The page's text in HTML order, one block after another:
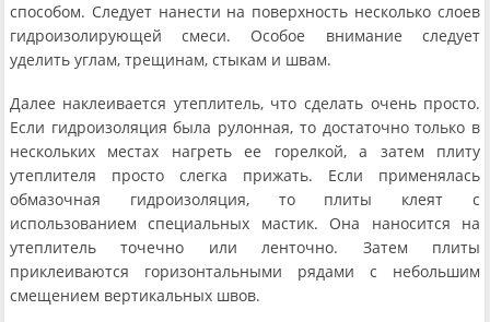
способом. Следует нанести на поверхность несколько слоев
гидроизолирующей смеси. Особое внимание следует
уделить углам, трещинам, стыкам и швам.
Далее наклеивается утеплитель, что сделать очень просто.
Если гидроизоляция была рулонная, то достаточно только в
нескольких местах нагреть ее горелкой, а затем плиту
утеплителя просто слегка прижать. Если применялась
обмазочная гидроизоляция, то плиты клеят с
использованием специальных мастик. Она наносится на
утеплитель точечно или ленточно. Затем плиты
приклеиваются горизонтальными рядами с небольшим
смещением вертикальных швов.